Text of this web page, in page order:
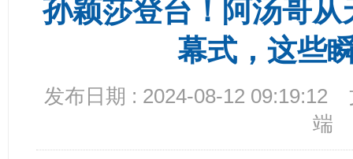
孙颖莎登台！阿汤哥
幕式，这些
发布日期 : 2024-08-12 09:19:12
端